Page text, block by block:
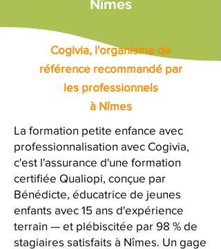
Nîmes
Cogivia, l'organisme de
référence recommandé par
les professionnels
à Nîmes
La formation petite enfance avec
professionnalisation avec Cogivia,
c'est l'assurance d'une formation
certifiée Qualiopi, conçue par
Bénédicte, éducatrice de jeunes
enfants avec 15 ans d'expérience
terrain — et plébiscitée par 98 % de
stagiaires satisfaits à Nîmes. Un gage